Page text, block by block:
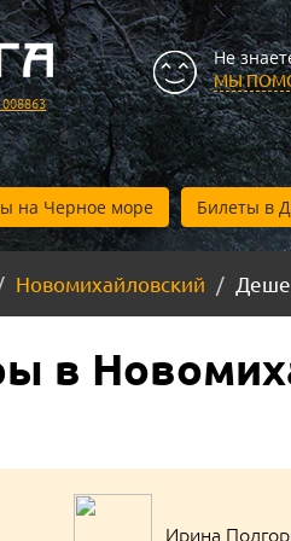
008863
Не
МЫ
на Черное море Билеты в
Новомихайловский
в
Ирина